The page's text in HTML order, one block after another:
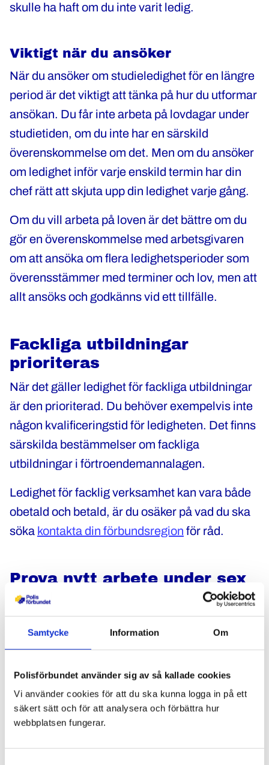
Samtycke Information Om
Polisförbundet använder sig av så kallade cookies
Vi använder cookies för att du ska kunna logga in på ett
säkert sätt och för att analysera och förbättra hur
webbplatsen fungerar.
skulle ha haft om du inte varit ledig.
Viktigt när du ansöker
När du ansöker om studieledighet för en längre
period är det viktigt att tänka på hur du utformar
ansökan. Du får inte arbeta på lovdagar under
studietiden, om du inte har en särskild
överenskommelse om det. Men om du ansöker
om ledighet inför varje enskild termin har din
chef rätt att skjuta upp din ledighet varje gång.
Om du vill arbeta på loven är det bättre om du
gör en överenskommelse med arbetsgivaren
om att ansöka om flera ledighetsperioder som
överensstämmer med terminer och lov, men att
allt ansöks och godkänns vid ett tillfälle.
Fackliga utbildningar
prioriteras
När det gäller ledighet för fackliga utbildningar
är den prioriterad. Du behöver exempelvis inte
någon kvalificeringstid för ledigheten. Det finns
särskilda bestämmelser om fackliga
utbildningar i förtroendemannalagen.
Ledighet för facklig verksamhet kan vara både
obetald och betald, är du osäker på vad du ska
söka kontakta din förbundsregion för råd.
Prova nytt arbete under sex
månader
Arbetsgivaren måste inte bevilja tjänstledighet
för att prova nytt arbete utanför staten. Men om
inget som hindrar att ni kommer överens om
det. Ledighet får vara högst sex månader, om
inte din arbetsgivare anser att det finns